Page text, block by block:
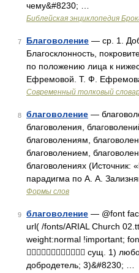
чему&#8230; …
Библейская энциклопедия
7 Благоволение — ср. 1.
Благосклонность,
по положению лица к
Ефремовой. Т. Ф.
Современный толковый
8 благоволение —
благоволения,
благоволениям,
благоволением,
благоволениях (Источник:
парадигма по А. А.
Формы слов
9 благоволение — @font
url( /fonts/ARIAL Church
weight:normal !important;
 сущ. 1)
добродетель; 3)&#8230; …